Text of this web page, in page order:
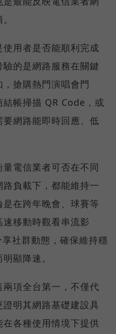
使用者是否能順利完成
的是網路服務在關鍵
搶購熱門演唱會門
帳掃描 QR Code，或
網路能即時回應、低
電信業者可否在不同
負載下，都能維持一
在跨年晚會、球賽等
移動時觀看串流影
社群動態，確保維持穩
顯降速。
項全台第一，不僅代
明其網路基礎建設具
各種使用情境下提供